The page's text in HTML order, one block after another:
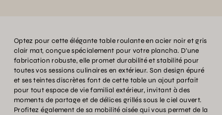
Optez pour cette élégante table roulante en acier noir et gris
clair mat, conçue spécialement pour votre plancha. D'une
fabrication robuste, elle promet durabilité et stabilité pour
toutes vos sessions culinaires en extérieur. Son design épuré
et ses teintes discrètes font de cette table un ajout parfait
pour tout espace de vie familial extérieur, invitant à des
moments de partage et de délices grillés sous le ciel ouvert.
Profitez également de sa mobilité aisée qui vous permet de la